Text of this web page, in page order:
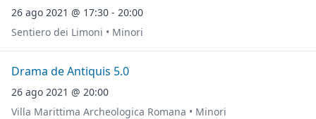
26 ago 2021 @ 17:30 - 20:00
Sentiero dei Limoni • Minori
Drama de Antiquis 5.0
26 ago 2021 @ 20:00
Villa Marittima Archeologica Romana • Minori